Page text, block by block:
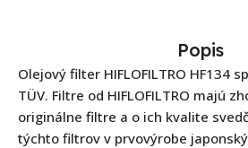
Popis
Olejový filter HIFLOFILTRO HF134
TÜV. Filtre od HIFLOFILTRO majú
originálne filtre a o ich kvalite
týchto filtrov v prvovýrobe